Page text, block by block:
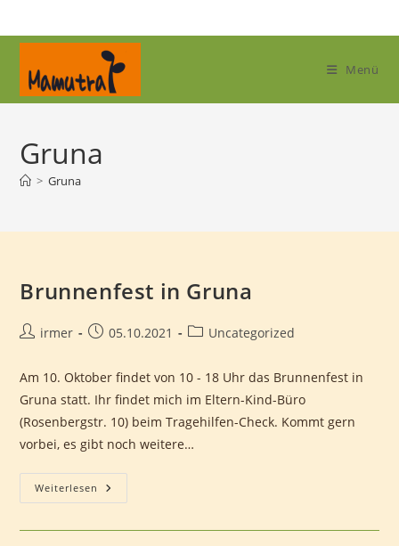
Inhalt
Menü
Gruna
> Gruna
Brunnenfest in Gruna
Beitrags-
irmer
Beitrag05.10.2021
Beitrags-
Uncategorized
Am 10. Oktober findet von 10 - 18 Uhr das Brunnenfest in
Gruna statt. Ihr findet mich im Eltern-Kind-Büro
(Rosenbergstr. 10) beim Tragehilfen-Check. Kommt gern
vorbei, es gibt noch weitere…
Weiterlesen Brunnenfest
In